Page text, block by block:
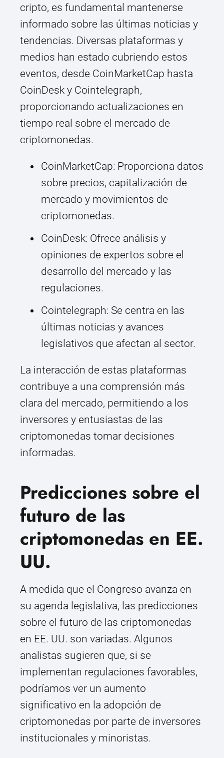
cripto, es fundamental mantenerse
informado sobre las últimas noticias y
tendencias. Diversas plataformas y
medios han estado cubriendo estos
eventos, desde CoinMarketCap hasta
CoinDesk y Cointelegraph,
proporcionando actualizaciones en
tiempo real sobre el mercado de
criptomonedas.
CoinMarketCap: Proporciona datos
sobre precios, capitalización de
mercado y movimientos de
criptomonedas.
CoinDesk: Ofrece análisis y
opiniones de expertos sobre el
desarrollo del mercado y las
regulaciones.
Cointelegraph: Se centra en las
últimas noticias y avances
legislativos que afectan al sector.
La interacción de estas plataformas
contribuye a una comprensión más
clara del mercado, permitiendo a los
inversores y entusiastas de las
criptomonedas tomar decisiones
informadas.
Predicciones sobre el
futuro de las
criptomonedas en EE.
UU.
A medida que el Congreso avanza en
su agenda legislativa, las predicciones
sobre el futuro de las criptomonedas
en EE. UU. son variadas. Algunos
analistas sugieren que, si se
implementan regulaciones favorables,
podríamos ver un aumento
significativo en la adopción de
criptomonedas por parte de inversores
institucionales y minoristas.